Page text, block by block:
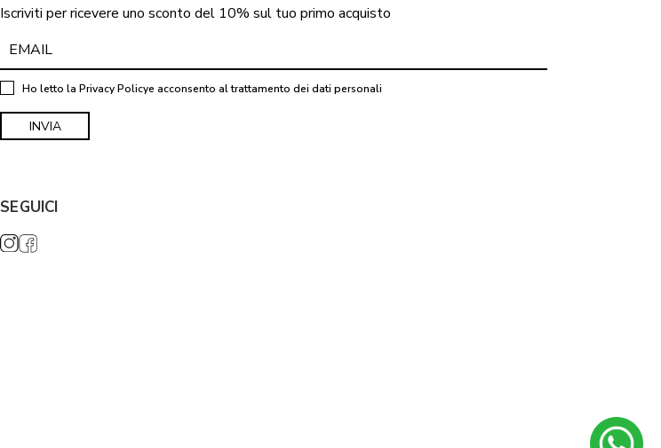
Iscriviti per ricevere uno sconto del 10% sul tuo primo acquisto
Ho letto laPrivacy Policye acconsento al trattamento dei dati personali
SEGUICI